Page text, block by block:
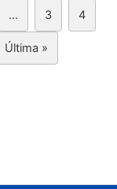
... 3 4
Última »